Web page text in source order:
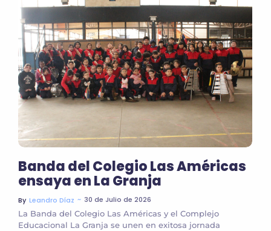
Banda del Colegio Las Américas
ensaya en La Granja
By Leandro Díaz ~ 30 de Julio de 2026
La Banda del Colegio Las Américas y el Complejo
Educacional La Granja se unen en exitosa jornada